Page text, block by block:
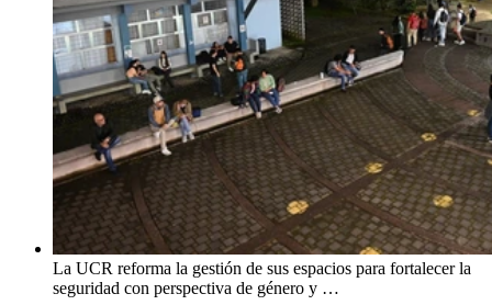
La UCR reforma la gestión de sus espacios para fortalecer la
seguridad con perspectiva de género y …